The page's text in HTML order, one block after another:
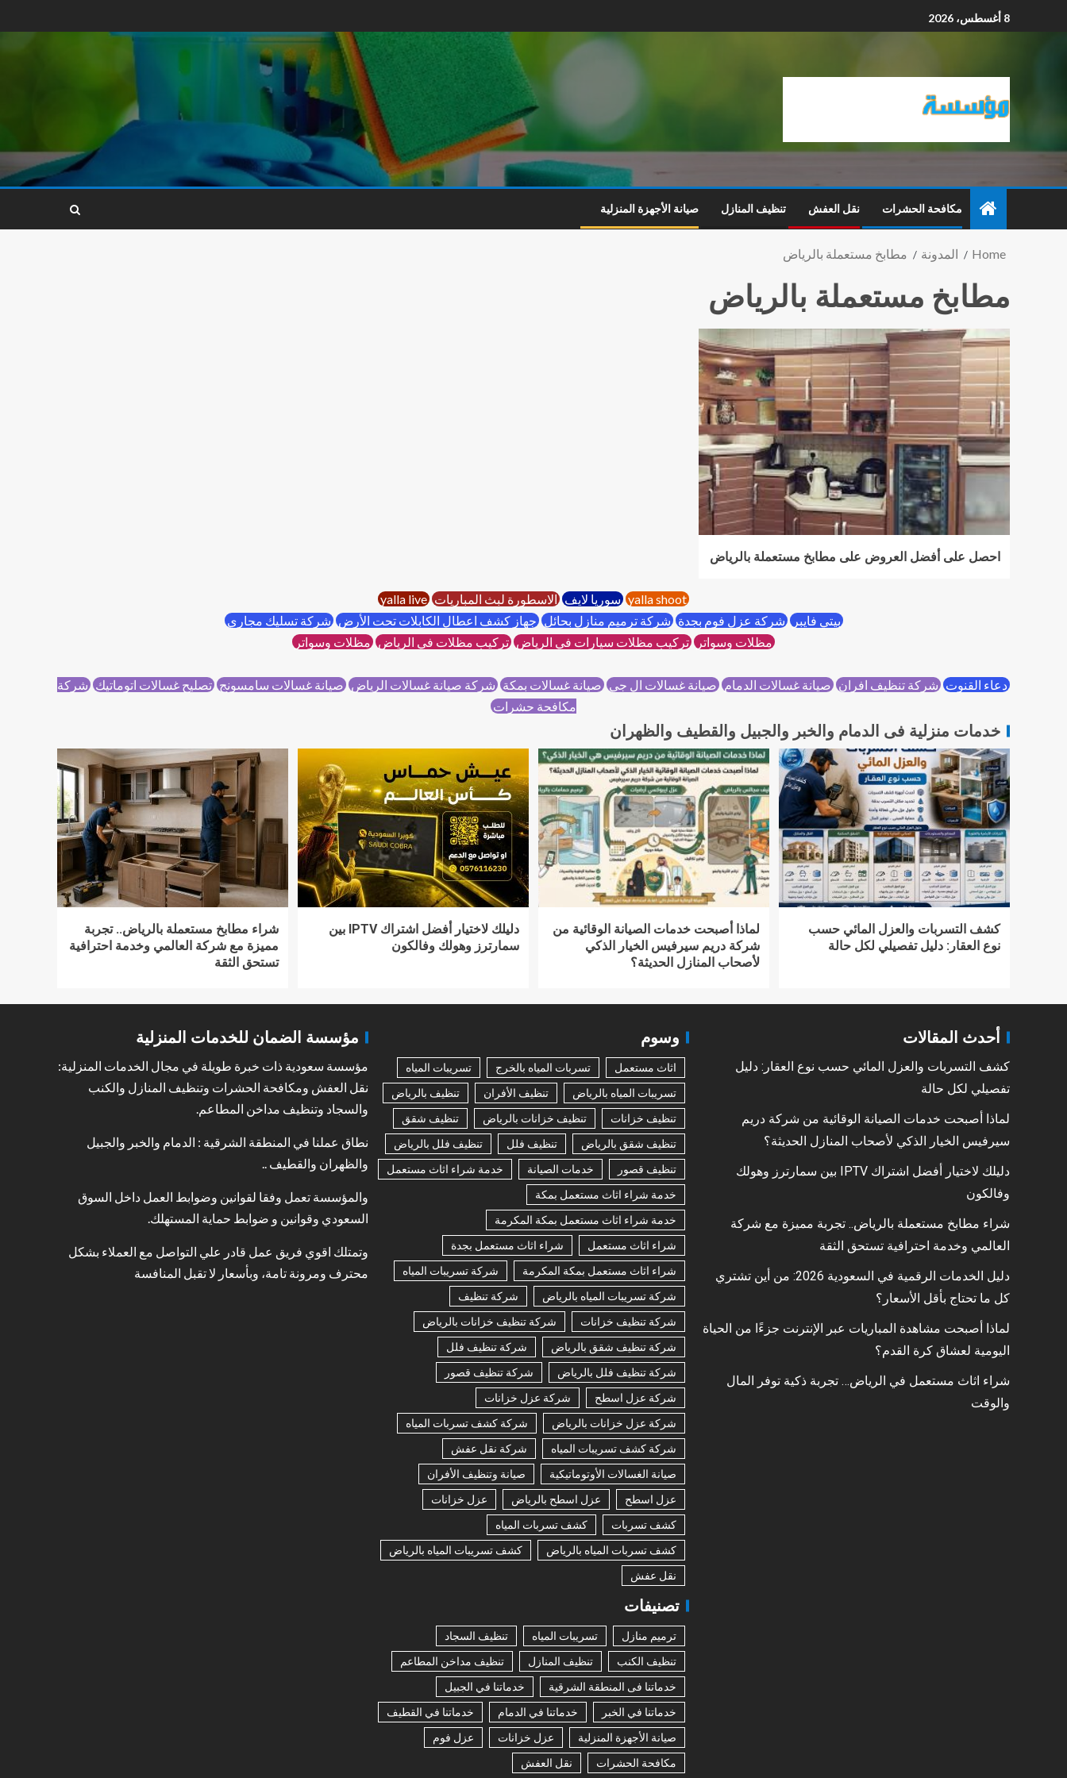
8 أغسطس، 2026
مكافحة الحشرات نقل العفش تنظيف المنازل صيانة الأجهزة المنزلية
Home المدونة مطابخ مستعملة بالرياض
مطابخ مستعملة بالرياض
احصل على أفضل العروض على مطابخ مستعملة بالرياض
yalla shoot سوريا لايفالاسطورة لبث المبارياتyalla live
بيتي فايبرشركة عزل فوم بجدةشركة ترميم منازل بحائلجهاز كشف اعطال الكابلات تحت الأرضشركة تسليك مجاري
مظلات وسواترتركيب مظلات سيارات في الرياضتركيب مظلات في الرياضمظلات وسواتر
دعاء القنوتشركة تنظيف افرانصيانة غسالات الدمامصيانة غسالات ال جيصيانة غسالات بمكةشركة صيانة غسالات الرياضصيانة غسالات سامسونجتصليح غسالات اتوماتيكشركة
مكافحة حشرات
خدمات منزلية فى الدمام والخبر والجبيل والقطيف والظهران
كشف التسربات والعزل المائي حسب
نوع العقار: دليل تفصيلي لكل حالة
لماذا أصبحت خدمات الصيانة الوقائية من
شركة دريم سيرفيس الخيار الذكي
لأصحاب المنازل الحديثة؟
دليلك لاختيار أفضل اشتراك IPTV بين
سمارترز وهولك وفالكون
شراء مطابخ مستعملة بالرياض.. تجربة
مميزة مع شركة العالمي وخدمة احترافية
تستحق الثقة
مؤسسة الضمان للخدمات المنزلية
مؤسسة سعودية ذات خبرة طويلة في مجال الخدمات المنزلية:
نقل العفش ومكافحة الحشرات وتنظيف المنازل والكنب
والسجاد وتنظيف مداخن المطاعم.
نطاق عملنا في المنطقة الشرقية : الدمام والخبر والجبيل
والظهران والقطيف ..
والمؤسسة تعمل وفقا لقوانين وضوابط العمل داخل السوق
السعودي وقوانين و ضوابط حماية المستهلك.
وتمتلك اقوي فريق عمل قادر علي التواصل مع العملاء بشكل
محترف ومرونة تامة، وبأسعار لا تقبل المنافسة
وسوم
اثاث مستعمل تسربات المياه بالخرج
تسريبات المياه
تسريبات المياه بالرياض
تنظيف الأفران
تنظيف بالرياض
تنظيف خزانات
تنظيف خزانات بالرياض
تنظيف شقق
تنظيف شقق بالرياض
تنظيف فلل
تنظيف فلل بالرياض
تنظيف قصور
خدمات الصيانة
خدمة شراء اثاث مستعمل
خدمة شراء اثاث مستعمل بمكة
خدمة شراء اثاث مستعمل بمكة المكرمة
شراء اثاث مستعمل
شراء اثاث مستعمل بجدة
شراء اثاث مستعمل بمكة المكرمة
شركة تسريبات المياه
شركة تسريبات المياه بالرياض
شركة تنظيف
شركة تنظيف خزانات
شركة تنظيف خزانات بالرياض
شركة تنظيف شقق بالرياض
شركة تنظيف فلل
شركة تنظيف فلل بالرياض
شركة تنظيف قصور
شركة عزل اسطح
شركة عزل خزانات
شركة عزل خزانات بالرياض
شركة كشف تسربات المياه
شركة كشف تسريبات المياه
شركة نقل عفش
صيانة الغسالات الأوتوماتيكية
صيانة وتنظيف الأفران
عزل اسطح
عزل اسطح بالرياض
عزل خزانات
كشف تسربات
كشف تسربات المياه
كشف تسربات المياه بالرياض
كشف تسريبات المياه بالرياض
نقل عفش
تصنيفات
ترميم منازل تسريبات المياه
تنظيف السجاد
تنظيف الكنب
تنظيف المنازل
تنظيف مداخن المطاعم
خدماتنا فى المنطقة الشرقية
خدماتنا في الجبيل
خدماتنا في الخبر
خدماتنا في الدمام
خدماتنا في القطيف
صيانة الأجهزة المنزلية
عزل خزانات
عزل فوم
مكافحة الحشرات
نقل العفش
أحدث المقالات
كشف التسربات والعزل المائي حسب نوع العقار: دليل
تفصيلي لكل حالة
لماذا أصبحت خدمات الصيانة الوقائية من شركة دريم
سيرفيس الخيار الذكي لأصحاب المنازل الحديثة؟
دليلك لاختيار أفضل اشتراك IPTV بين سمارترز وهولك
وفالكون
شراء مطابخ مستعملة بالرياض.. تجربة مميزة مع شركة
العالمي وخدمة احترافية تستحق الثقة
دليل الخدمات الرقمية في السعودية 2026: من أين تشتري
كل ما تحتاج بأقل الأسعار؟
لماذا أصبحت مشاهدة المباريات عبر الإنترنت جزءًا من الحياة
اليومية لعشاق كرة القدم؟
شراء اثاث مستعمل في الرياض… تجربة ذكية توفر المال
والوقت